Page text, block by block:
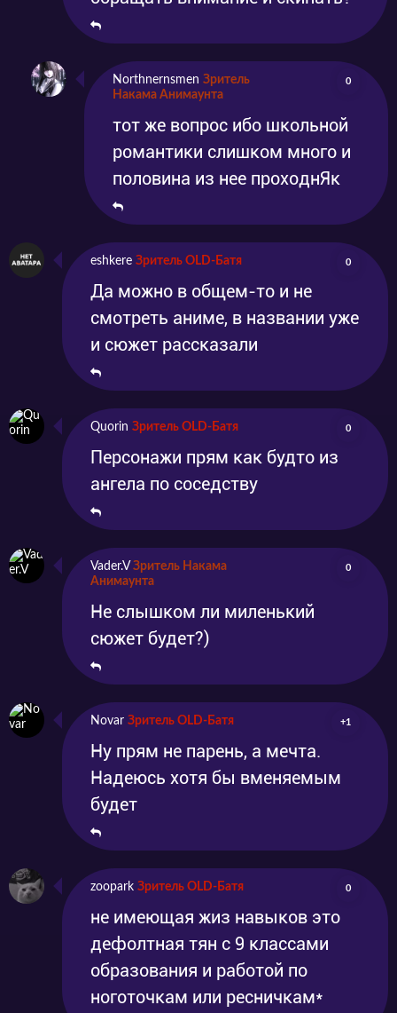
Northnernsmen Зритель
Накама Анимаунта
0
тот же вопрос ибо школьной
романтики слишком много и
половина из нее проходнЯк
eshkere Зритель OLD-Батя 0
Да можно в общем-то и не
смотреть аниме, в названии уже
и сюжет рассказали
Quorin Зритель OLD-Батя 0
Персонажи прям как будто из
ангела по соседству
Vader.V Зритель Накама
Анимаунта
0
Не слышком ли миленький
сюжет будет?)
Novar Зритель OLD-Батя +1
Ну прям не парень, а мечта.
Надеюсь хотя бы вменяемым
будет
zoopark Зритель OLD-Батя 0
не имеющая жиз навыков это
дефолтная тян с 9 классами
образования и работой по
ноготочкам или ресничкам*